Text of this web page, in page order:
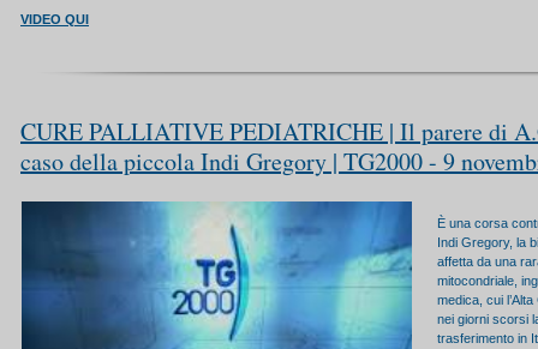
VIDEO QUI
CURE PALLIATIVE PEDIATRICHE | Il parere di
caso della piccola Indi Gregory | TG2000 - 9
È una corsa
Indi Gregory, la
affetta da una
mitocondriale,
medica, cui
nei giorni scorsi
trasferimento in